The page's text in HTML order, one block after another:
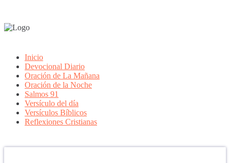
Inicio
Devocional Diario
Oración de La Mañana
Oración de la Noche
Salmos 91
Versículo del día
Versículos Bíblicos
Reflexiones Cristianas